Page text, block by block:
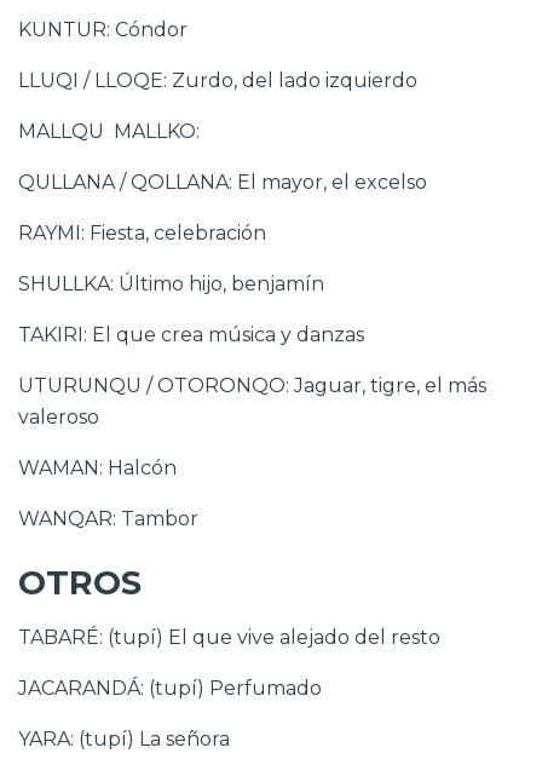
KUNTUR: Cóndor
LLUQI / LLOQE: Zurdo, del lado izquierdo
MALLQU MALLKO:
QULLANA / QOLLANA: El mayor, el excelso
RAYMI: Fiesta, celebración
SHULLKA: Último hijo, benjamín
TAKIRI: El que crea música y danzas
UTURUNQU / OTORONQO: Jaguar, tigre, el más
valeroso
WAMAN: Halcón
WANQAR: Tambor
OTROS
TABARÉ: (tupí) El que vive alejado del resto
JACARANDÁ: (tupí) Perfumado
YARA: (tupí) La señora